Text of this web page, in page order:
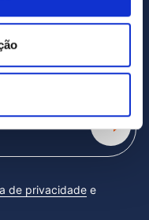
de privacidade e